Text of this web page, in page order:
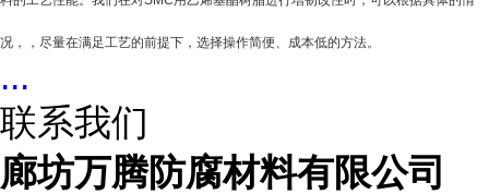
况，，尽量在满足工艺的前提下，选择操作简便、成本低的方法。
...
联系我们
廊坊万腾防腐材料有限公司